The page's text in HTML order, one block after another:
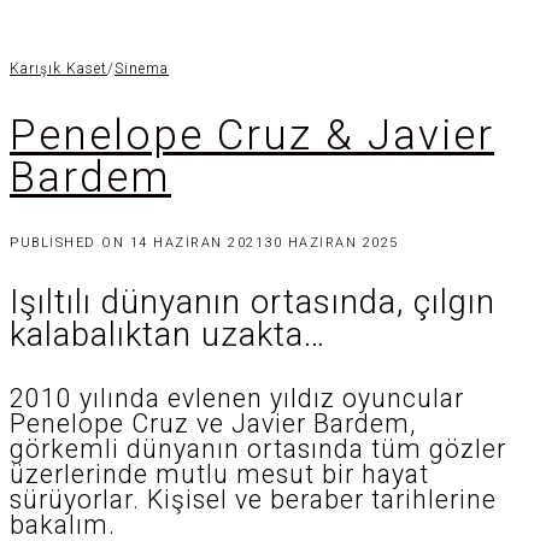
Karışık Kaset/Sinema
Penelope Cruz & Javier
Bardem
PUBLISHED ON 14 HAZIRAN 2021 30 HAZIRAN 2025
Işıltılı dünyanın ortasında, çılgın
kalabalıktan uzakta…
2010 yılında evlenen yıldız oyuncular
Penelope Cruz ve Javier Bardem,
görkemli dünyanın ortasında tüm gözler
üzerlerinde mutlu mesut bir hayat
sürüyorlar. Kişisel ve beraber tarihlerine
bakalım.